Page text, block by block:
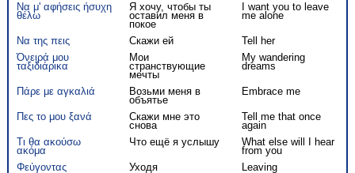
Να μ' αφήσεις ήσυχη
θέλω
Я хочу, чтобы ты
оставил меня в
покое
I want you to leave
me alone
Να της πεις Скажи ей
Tell her
Όνειρά μου
ταξιδιάρικα
Мои
странствующие
мечты
My wandering
dreams
Πάρε με αγκαλιά Возьми меня в
объятье
Embrace me
Πες το μου ξανά Скажи мне это
снова
Tell me that once
again
Τι θα ακούσω
ακόμα
Что ещё я услышу What else will I hear
from you
Φεύγοντας
Уходя Leaving